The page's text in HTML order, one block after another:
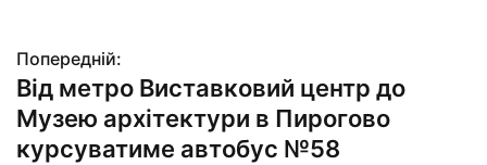
Н
а
в
Попередній:
Від метро Виставковий центр до
Музею архітектури в Пирогово
курсуватиме автобус №58